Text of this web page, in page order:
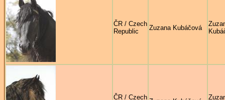
ČR / Czech
Republic
Zuzana Kubáčová
ČR / Czech